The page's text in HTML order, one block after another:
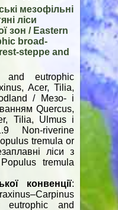
мезофільні
ліси
зон / Eastern
broad-
steppe and
eutrophic
Acer, Tilia,
/ Мезо- і
Quercus,
Tilia, Ulmus і
Non-riverine
tremula or
ліси з
tremula
конвенції:
eutrophic and